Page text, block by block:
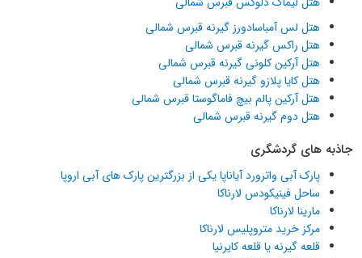
هتل لس آمباسادورز گیرنه قبرس شمالی
هتل راکس گیرنه قبرس شمالی
هتل آرکین کلونی گیرنه قبرس شمالی
هتل کایا پلازو گیرنه قبرس شمالی
هتل آرکین پالم بیچ فاماگوستا قبرس شمالی
هتل دوم گیرنه قبرس شمالی
جاذبه های گردشگری
پارک آبی واترورد آیاناپا یکی از بزرگترین پارک های آبی اروپا
ساحل فینیکودس لارناکا
مارینا لارناکا
مرکز خرید متروپلیس لارناکا
قلعه گیرنه یا قلعه کایرنیا